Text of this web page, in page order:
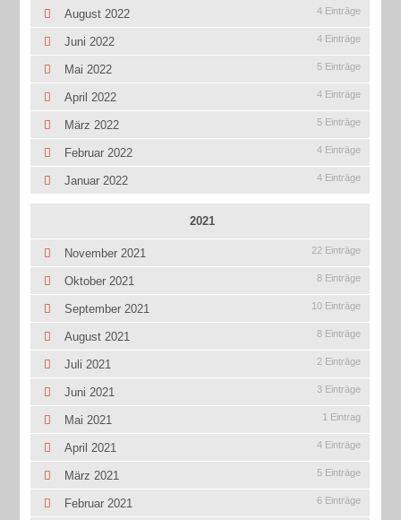
August 2022 4 Einträge
Juni 2022 4 Einträge
Mai 2022 5 Einträge
April 2022 4 Einträge
März 2022 5 Einträge
Februar 2022 4 Einträge
Januar 2022 4 Einträge
2021
November 2021 22 Einträge
Oktober 2021 8 Einträge
September 2021 10 Einträge
August 2021 8 Einträge
Juli 2021 2 Einträge
Juni 2021 3 Einträge
Mai 2021 1 Eintrag
April 2021 4 Einträge
März 2021 5 Einträge
Februar 2021 6 Einträge